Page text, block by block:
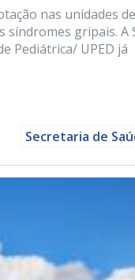
nas unidades de
síndromes gripais. A
Pediátrica/ UPED já
Secretaria de